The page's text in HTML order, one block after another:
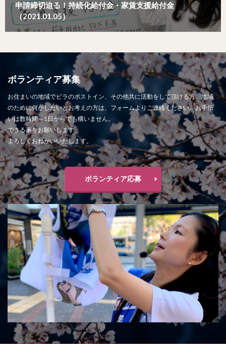
申請締切迫る！持続化給付金・家賃支援給付金
（2021.01.05）
ボランティア募集
お住まいの地域でビラのポストイン、その他共に活動をして頂ける方、地域
のために何かしたいとお考えの方は、フォームよりご連絡ください。お手伝
いは数時間～1日からでも構いません。
できる事をお願いします。
よろしくおねがいいたします。
ボランティア応募